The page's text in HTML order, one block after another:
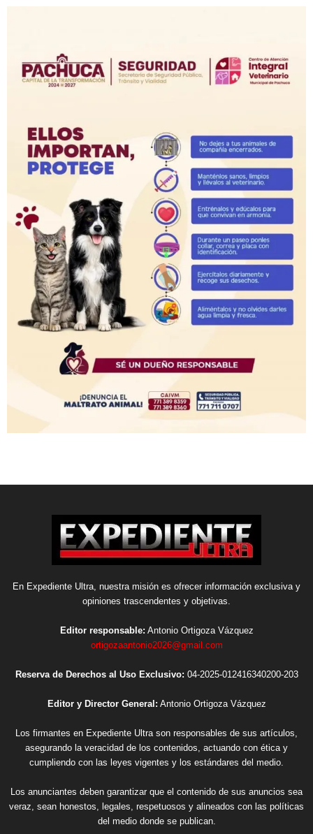
En Expediente Ultra, nuestra misión es ofrecer información exclusiva y
opiniones trascendentes y objetivas.
Editor responsable: Antonio Ortigoza Vázquez
ortigozaantonio2026@gmail.com
Reserva de Derechos al Uso Exclusivo: 04-2025-012416340200-203
Editor y Director General: Antonio Ortigoza Vázquez
Los firmantes en Expediente Ultra son responsables de sus artículos,
asegurando la veracidad de los contenidos, actuando con ética y
cumpliendo con las leyes vigentes y los estándares del medio.
Los anunciantes deben garantizar que el contenido de sus anuncios sea
veraz, sean honestos, legales, respetuosos y alineados con las políticas
del medio donde se publican.